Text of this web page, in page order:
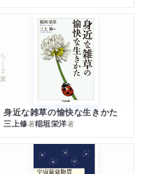
ちくま文庫
身近な雑草の愉快な生きかた
三上修著稲垣栄洋著